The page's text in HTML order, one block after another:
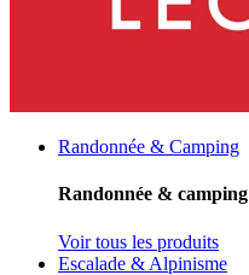
Randonnée & Camping
Randonnée & camping
Voir tous les produits
Escalade & Alpinisme